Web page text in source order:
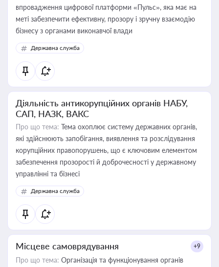
впровадження цифрової платформи «Пульс», яка має на
меті забезпечити ефективну, прозору і зручну взаємодію
бізнесу з органами виконавчої влади
Державна служба
Діяльність антикорупційних органів НАБУ,
САП, НАЗК, ВАКС
Про що тема: Тема охоплює систему державних органів,
які здійснюють запобігання, виявлення та розслідування
корупційних правопорушень, що є ключовим елементом
забезпечення прозорості й доброчесності у державному
управлінні та бізнесі
Державна служба
Місцеве самоврядування +9
Про що тема: Організація та функціонування органів